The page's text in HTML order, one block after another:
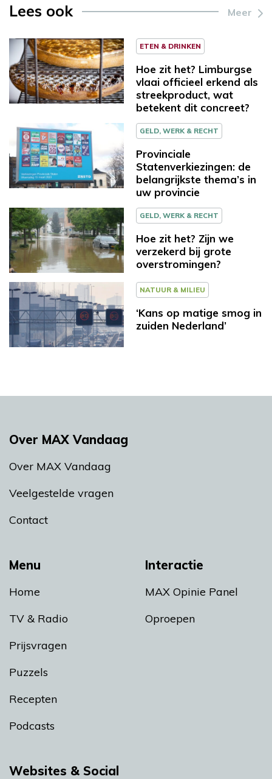
Lees ook Meer
ETEN & DRINKEN
Hoe zit het? Limburgse
vlaai officieel erkend als
streekproduct, wat
betekent dit concreet?
GELD, WERK & RECHT
Provinciale
Statenverkiezingen: de
belangrijkste thema’s in
uw provincie
GELD, WERK & RECHT
Hoe zit het? Zijn we
verzekerd bij grote
overstromingen?
NATUUR & MILIEU
‘Kans op matige smog in
zuiden Nederland’
Menu
Home
TV & Radio
Prijsvragen
Puzzels
Recepten
Podcasts
Interactie
MAX Opinie Panel
Oproepen
Over MAX Vandaag
Over MAX Vandaag
Veelgestelde vragen
Contact
Websites & Social